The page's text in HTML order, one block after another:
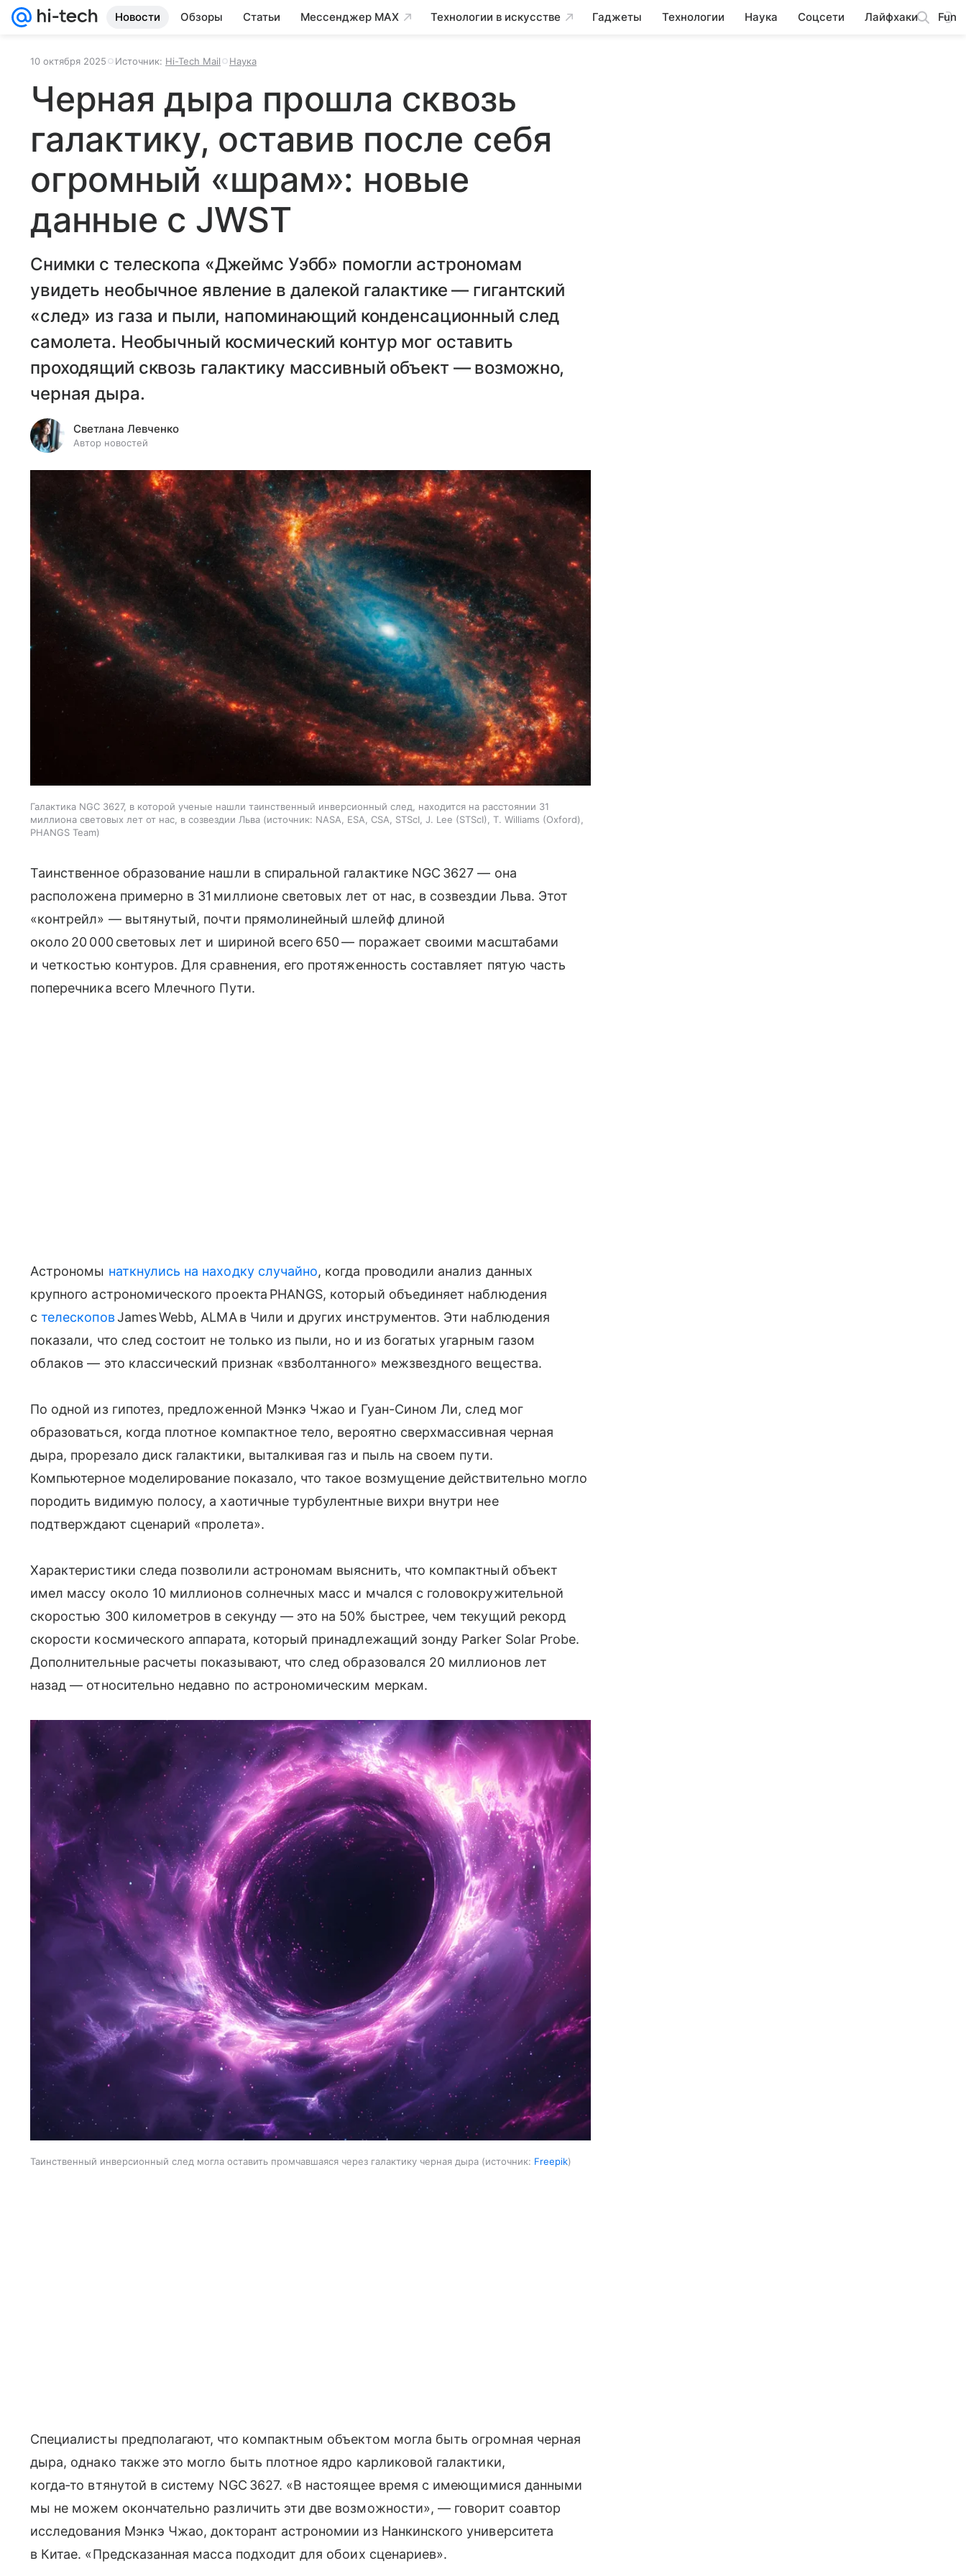
Новости Обзоры Статьи Мессенджер MAX Технологии в искусстве Гаджеты Технологии Наука Соцсети Лайфхаки Fun
10 октября 2025 Источник: Hi-Tech Mail Наука
Черная дыра прошла сквозь
галактику, оставив после себя
огромный «шрам»: новые
данные с JWST
Снимки с телескопа «Джеймс Уэбб» помогли астрономам
увидеть необычное явление в далекой галактике — гигантский
«след» из газа и пыли, напоминающий конденсационный след
самолета. Необычный космический контур мог оставить
проходящий сквозь галактику массивный объект — возможно,
черная дыра.
Светлана Левченко
Автор новостей
Галактика NGC 3627, в которой ученые нашли таинственный инверсионный след, находится на расстоянии 31
миллиона световых лет от нас, в созвездии Льва
источник: NASA, ESA, CSA, STScI, J. Lee (STScI), T. Williams (Oxford),
PHANGS Team
Таинственное образование нашли в спиральной галактике NGC 3627 — она
расположена примерно в 31 миллионе световых лет от нас, в созвездии Льва. Этот
«контрейл» — вытянутый, почти прямолинейный шлейф длиной
около 20 000 световых лет и шириной всего 650 — поражает своими масштабами
и четкостью контуров. Для сравнения, его протяженность составляет пятую часть
поперечника всего Млечного Пути.
Астрономы наткнулись на находку случайно, когда проводили анализ данных
крупного астрономического проекта PHANGS, который объединяет наблюдения
стелескоповJames Webb, ALMA в Чили и других инструментов. Эти наблюдения
показали, что след состоит не только из пыли, но и из богатых угарным газом
облаков — это классический признак «взболтанного» межзвездного вещества.
По одной из гипотез, предложенной Мэнкэ Чжао и Гуан-Сином Ли, след мог
образоваться, когда плотное компактное тело, вероятно сверхмассивная черная
дыра, прорезало диск галактики, выталкивая газ и пыль на своем пути.
Компьютерное моделирование показало, что такое возмущение действительно могло
породить видимую полосу, а хаотичные турбулентные вихри внутри нее
подтверждают сценарий «пролета».
Характеристики следа позволили астрономам выяснить, что компактный объект
имел массу около 10 миллионов солнечных масс и мчался с головокружительной
скоростью 300 километров в секунду — это на 50% быстрее, чем текущий рекорд
скорости космического аппарата, который принадлежащий зонду Parker Solar Probe.
Дополнительные расчеты показывают, что след образовался 20 миллионов лет
назад — относительно недавно по астрономическим меркам.
Таинственный инверсионный след могла оставить промчавшаяся через галактику черная дыра источник: Freepik
Специалисты предполагают, что компактным объектом могла быть огромная черная
дыра, однако также это могло быть плотное ядро карликовой галактики,
когда‑то втянутой в систему NGC 3627. «В настоящее время с имеющимися данными
мы не можем окончательно различить эти две возможности», — говорит соавтор
исследования Мэнкэ Чжао, докторант астрономии из Нанкинского университета
в Китае. «Предсказанная масса подходит для обоих сценариев».